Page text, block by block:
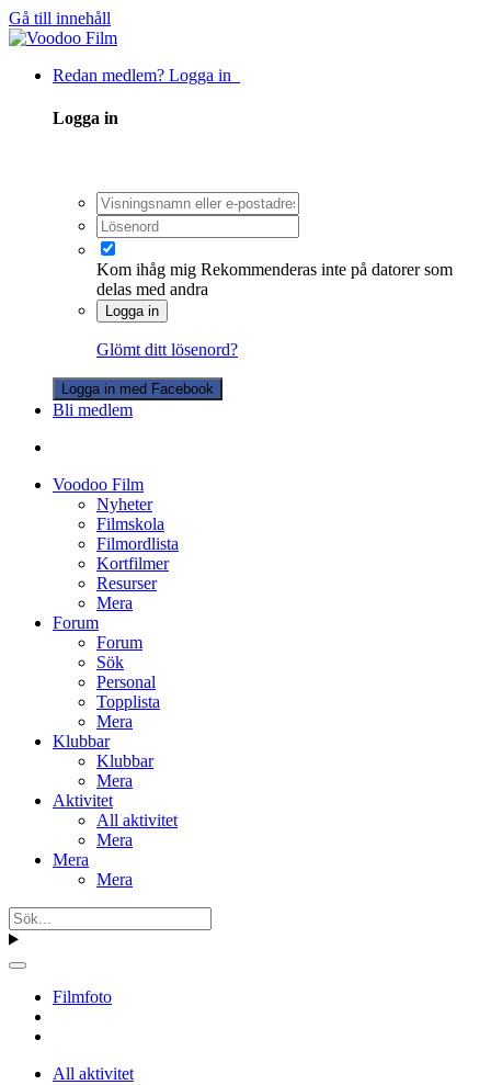
Gå till innehåll
Redan medlem? Logga in
Logga in
Kom ihåg mig Rekommenderas inte på datorer som
delas med andra
Logga in
Glömt ditt lösenord?
Logga in med Facebook
Bli medlem
Voodoo Film
Nyheter
Filmskola
Filmordlista
Kortfilmer
Resurser
Mera
Forum
Forum
Sök
Personal
Topplista
Mera
Klubbar
Klubbar
Mera
Aktivitet
All aktivitet
Mera
Mera
Mera
Filmfoto
All aktivitet